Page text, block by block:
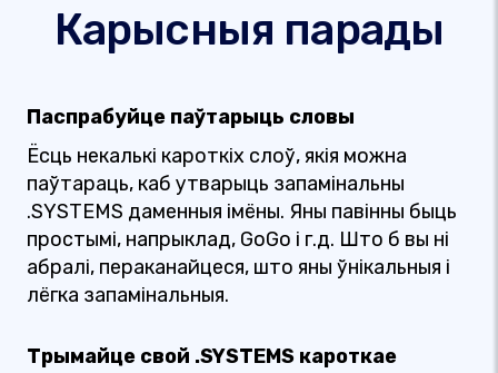
Карысныя парады
Паспрабуйце паўтарыць словы
Ёсць некалькі кароткіх слоў, якія можна
паўтараць, каб утварыць запамінальны
.SYSTEMS даменныя імёны. Яны павінны быць
простымі, напрыклад, GoGo і г.д. Што б вы ні
абралі, пераканайцеся, што яны ўнікальныя і
лёгка запамінальныя.
Трымайце свой .SYSTEMS кароткае